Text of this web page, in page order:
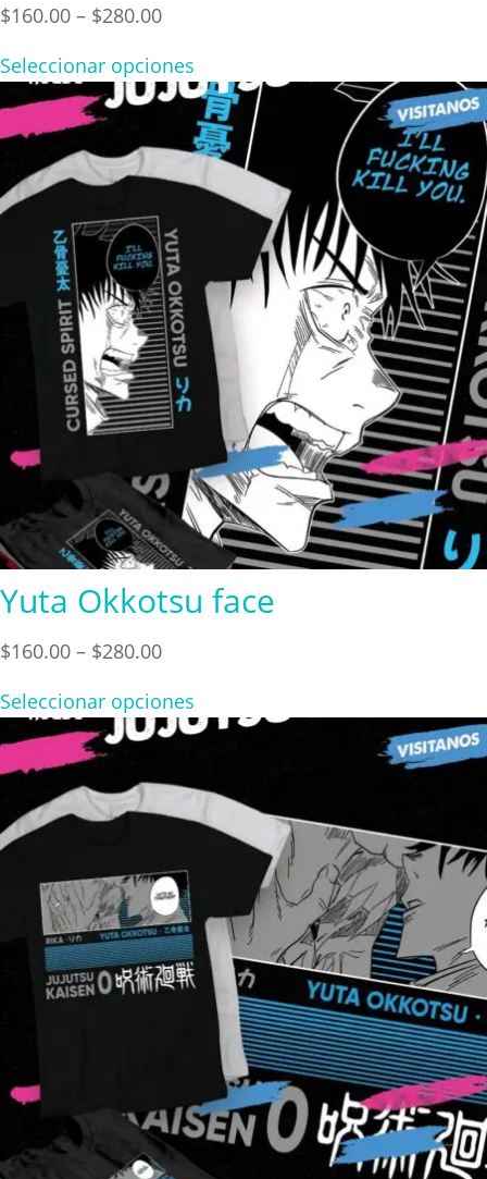
$160.00 – $280.00Price
$160.00
through
$280.00
Seleccionar opciones
Yuta Okkotsu face
$160.00 – $280.00Price
$160.00
$280.00
Seleccionar opciones